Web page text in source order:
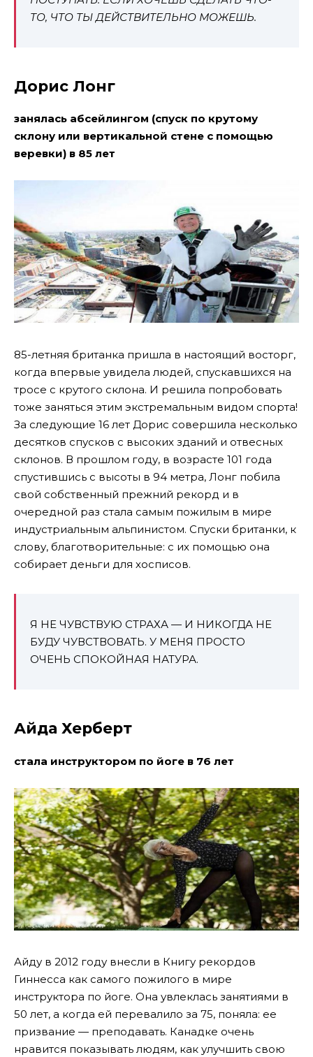
ТО, ЧТО ТЫ ДЕЙСТВИТЕЛЬНО МОЖЕШЬ.
Дорис Лонг
занялась абсейлингом (спуск по крутому
склону или вертикальной стене с помощью
веревки) в 85 лет
85-летняя британка пришла в настоящий восторг,
когда впервые увидела людей, спускавшихся на
тросе с крутого склона. И решила попробовать
тоже заняться этим экстремальным видом спорта!
За следующие 16 лет Дорис совершила несколько
десятков спусков с высоких зданий и отвесных
склонов. В прошлом году, в возрасте 101 года
спустившись с высоты в 94 метра, Лонг побила
свой собственный прежний рекорд и в
очередной раз стала самым пожилым в мире
индустриальным альпинистом. Спуски британки, к
слову, благотворительные: с их помощью она
собирает деньги для хосписов.
Я НЕ ЧУВСТВУЮ СТРАХА — И НИКОГДА НЕ
БУДУ ЧУВСТВОВАТЬ. У МЕНЯ ПРОСТО
ОЧЕНЬ СПОКОЙНАЯ НАТУРА.
Айда Херберт
стала инструктором по йоге в 76 лет
Айду в 2012 году внесли в Книгу рекордов
Гиннесса как самого пожилого в мире
инструктора по йоге. Она увлеклась занятиями в
50 лет, а когда ей перевалило за 75, поняла: ее
призвание — преподавать. Канадке очень
нравится показывать людям, как улучшить свою